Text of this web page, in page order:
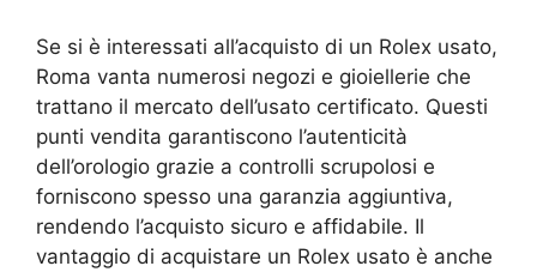
Se si è interessati all’acquisto di un Rolex usato,
Roma vanta numerosi negozi e gioiellerie che
trattano il mercato dell’usato certificato. Questi
punti vendita garantiscono l’autenticità
dell’orologio grazie a controlli scrupolosi e
forniscono spesso una garanzia aggiuntiva,
rendendo l’acquisto sicuro e affidabile. Il
vantaggio di acquistare un Rolex usato è anche